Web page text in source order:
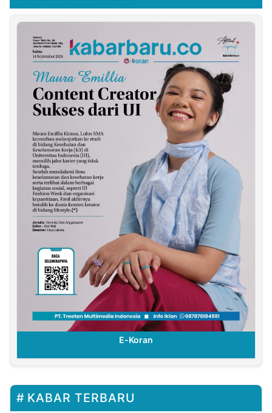
E-Koran
KABAR TERBARU